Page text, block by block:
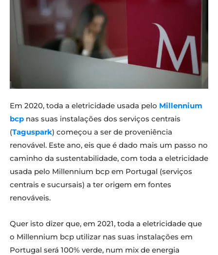
Em 2020, toda a eletricidade usada pelo Millennium
bcp nas suas instalações dos serviços centrais
(Taguspark) começou a ser de proveniência
renovável. Este ano, eis que é dado mais um passo no
caminho da sustentabilidade, com toda a eletricidade
usada pelo Millennium bcp em Portugal (serviços
centrais e sucursais) a ter origem em fontes
renováveis.
Quer isto dizer que, em 2021, toda a eletricidade que
o Millennium bcp utilizar nas suas instalações em
Portugal será 100% verde, num mix de energia